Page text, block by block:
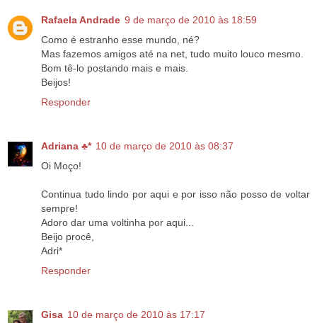
Rafaela Andrade 9 de março de 2010 às 18:59
Como é estranho esse mundo, né?
Mas fazemos amigos até na net, tudo muito louco mesmo.
Bom tê-lo postando mais e mais.
Beijos!
Responder
Adriana ♣* 10 de março de 2010 às 08:37
Oi Moço!
Continua tudo lindo por aqui e por isso não posso de voltar
sempre!
Adoro dar uma voltinha por aqui...
Beijo procê,
Adri*
Responder
Gisa 10 de março de 2010 às 17:17